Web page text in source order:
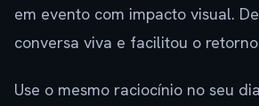
em evento com impacto visual.
conversa viva e facilitou o
Use o mesmo raciocínio no seu